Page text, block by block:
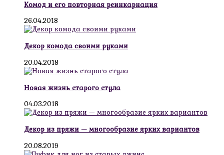
Комод и его повторная реинкарнация
26.04.2018
Декор комода своими руками
20.04.2018
Новая жизнь старого стула
04.03.2018
Декор из пряжи — многообразие ярких вариантов
20.08.2019